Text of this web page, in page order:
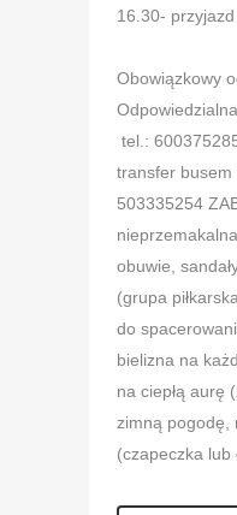
16.30-
Obowiązkowy
tel.:
transfer busem
503335254
obuwie,
(grupa
do
bielizna na
na ciepłą aurę
zimną pogodę,
(czapeczka lub